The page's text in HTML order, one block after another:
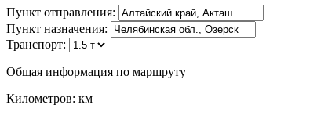
Пункт отправления:
Пункт назначения:
Транспорт:
Общая информация по маршруту
Километров: км